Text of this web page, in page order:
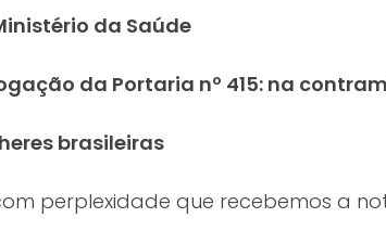
da Saúde
da Portaria nº 415: na
brasileiras
perplexidade que recebemos a